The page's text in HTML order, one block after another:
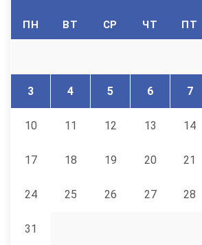
ПН ВТ СР ЧТ ПТ
3 4 5 6 7
10 11 12 13 14
17 18 19 20 21
24 25 26 27 28
31